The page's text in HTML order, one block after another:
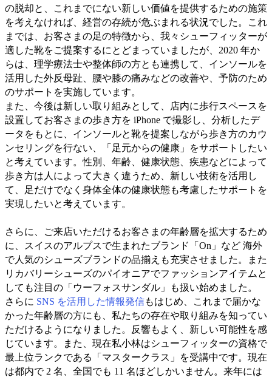
の脱却と、これまでにない新しい価値を提供するための施策
を考えなければ、経営の存続が危ぶまれる状況でした。これ
までは、お客さまの足の特徴から、我々シューフィッターが
適した靴をご提案するにとどまっていましたが、2020 年か
らは、理学療法士や整体師の方とも連携して、インソールを
活用した外反母趾、腰や膝の痛みなどの改善や、予防のため
のサポートを実施しています。
また、今後は新しい取り組みとして、店内に歩行スペースを
設置してお客さまの歩き方を iPhone で撮影し、分析したデ
ータをもとに、インソールと靴を提案しながら歩き方のカウ
ンセリングを行ない、「足元からの健康」をサポートしたい
と考えています。性別、年齢、健康状態、疾患などによって
歩き方は人によって大きく違うため、新しい技術を活用し
て、足だけでなく身体全体の健康状態も考慮したサポートを
実現したいと考えています。
さらに、ご来店いただけるお客さまの年齢層を拡大するため
に、スイスのアルプスで生まれたブランド「On」など 海外
で人気のシューズブランドの品揃えも充実させました。また
リカバリーシューズのパイオニアでファッションアイテムと
しても注目の「ウーフォスサンダル」も扱い始めました。
さらに SNS を活用した情報発信もはじめ、これまで届かな
かった年齢層の方にも、私たちの存在や取り組みを知ってい
ただけるようになりました。反響もよく、新しい可能性を感
じています。また、現在私小林はシューフィッターの資格で
最上位ランクである「マスタークラス」を受講中です。現在
は都内で 2 名、全国でも 11 名ほどしかいません。来年には